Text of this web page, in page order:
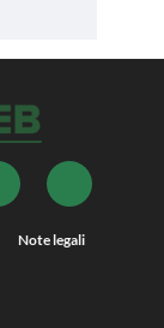
Note legali